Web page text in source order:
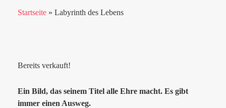
Startseite» Labyrinth des Lebens
Bereits verkauft!
Ein Bild, das seinem Titel alle Ehre macht. Es gibt
immer einen Ausweg.